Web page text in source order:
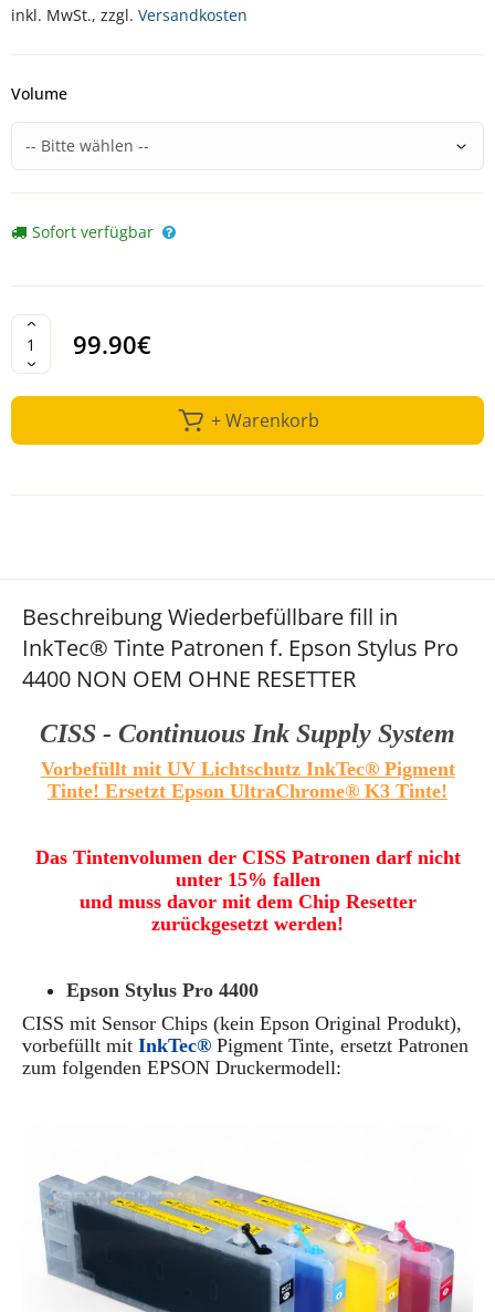
inkl. MwSt., zzgl. Versandkosten
Volume
Sofort verfügbar
99.90€
+ Warenkorb
Beschreibung Wiederbefüllbare fill in
InkTec® Tinte Patronen f. Epson Stylus Pro
4400 NON OEM OHNE RESETTER
CISS - Continuous Ink Supply System
Vorbefüllt mit UV Lichtschutz InkTec® Pigment
Tinte! Ersetzt Epson UltraChrome® K3 Tinte!
Das Tintenvolumen der CISS Patronen darf nicht
unter 15% fallen
und muss davor mit dem Chip Resetter
zurückgesetzt werden!
Epson Stylus Pro 4400
CISS mit Sensor Chips (kein Epson Original Produkt),
vorbefüllt mit InkTec® Pigment Tinte, ersetzt Patronen
zum folgenden EPSON Druckermodell: